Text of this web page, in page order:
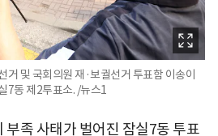
거 및 국회의원 재·보궐선거 투표함 이송이
7동 제2투표소. /뉴스1
부족 사태가 벌어진 잠실7동 투표